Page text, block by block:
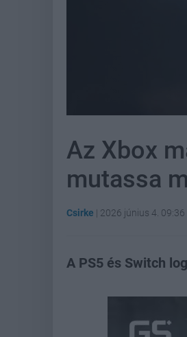
Az Xbox
mutassa
Csirke | 2026 június 4. 09:36
A PS5 és Switch